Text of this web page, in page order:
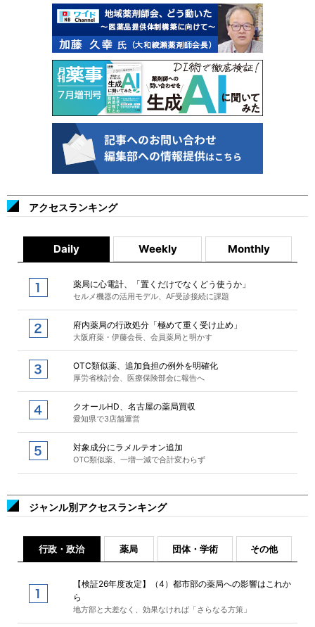
アクセスランキング
Daily Weekly Monthly
薬局に心電計、「置くだけでなくどう使うか」
セルメ機器の活用モデル、AF受診接続に課題
府内薬局の行政処分「極めて重く受け止め」
大阪府薬・伊藤会長、会員薬局と明かす
OTC類似薬、追加負担の例外を明確化
厚労省検討会、医療保険部会に報告へ
クオールHD、名古屋の薬局買収
愛知県で3店舗運営
対象成分にラメルテオン追加
OTC類似薬、一増一減で合計変わらず
ジャンル別アクセスランキング
行政・政治 薬局 団体・学術 その他
【検証26年度改定】（4）都市部の薬局への影響はこれか
ら
地方部と大差なく、効果なければ「さらなる方策」